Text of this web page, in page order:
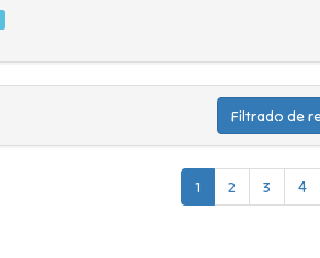
Filtrado de
1 2 3 4